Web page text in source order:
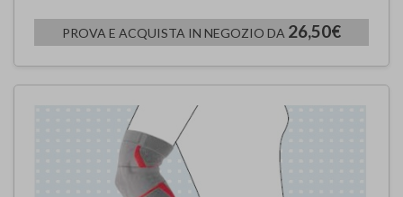
PROVA E ACQUISTA IN NEGOZIO DA 26,50€